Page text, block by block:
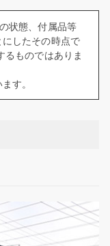
状態、付属品等
したその時点で
るものではありま
す。